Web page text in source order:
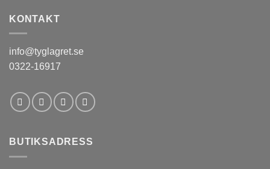
KONTAKT
info@tyglagret.se
0322-16917
BUTIKSADRESS